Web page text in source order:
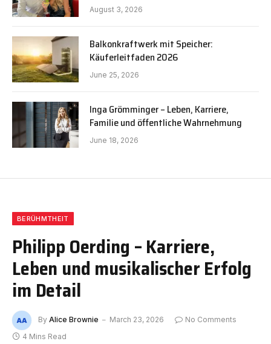
August 3, 2026
Balkonkraftwerk mit Speicher:
Käuferleitfaden 2026
June 25, 2026
Inga Grömminger – Leben, Karriere,
Familie und öffentliche Wahrnehmung
June 18, 2026
BERÜHMTHEIT
Philipp Oerding – Karriere,
Leben und musikalischer Erfolg
im Detail
By Alice Brownie March 23, 2026
No Comments
4 Mins Read